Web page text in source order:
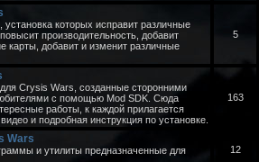
которых исправит различные
производительность, добавит
карты, добавит и изменит различные
5
Crysis Wars, созданные сторонними
с помощью Mod SDK. Сюда
работы, к каждой прилагается
и подробная инструкция по установке.
163
Wars
и утилиты предназначенные для
12